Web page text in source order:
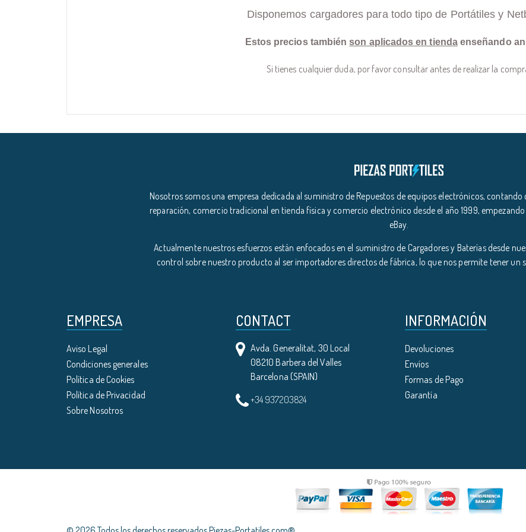
Disponemos cargadores para todo tipo de Portátiles y
Estos precios también son aplicados en tienda enseñando
Si tienes cualquier duda, por favor consultar antes de realizar la
Nosotros somos una empresa dedicada al suministro de Repuestos de equipos electrónicos,
reparación, comercio tradicional en tienda física y comercio electrónico desde el año 1999,
eBay.
Actualmente nuestros esfuerzos están enfocados en el suministro de Cargadores y Baterías desde
control sobre nuestro producto al ser importadores directos de fábrica, lo que nos permite tener un
EMPRESA
Aviso Legal
Condiciones generales
Política de Cookies
Política de Privacidad
Sobre Nosotros
CONTACT
Avda. Generalitat, 30 Local
08210 Barbera del Valles
Barcelona (SPAIN)
+34 937203824
INFORMACIÓN
Devoluciones
Envíos
Formas de Pago
Garantía